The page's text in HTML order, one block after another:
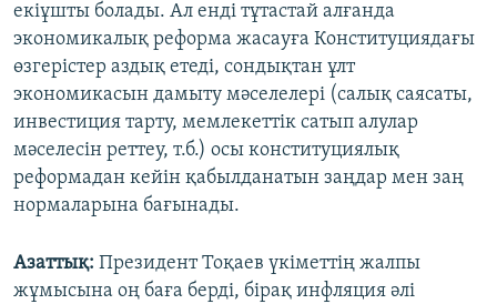
екіұшты болады. Ал енді тұтастай алғанда
экономикалық реформа жасауға Конституциядағы
өзгерістер аздық етеді, сондықтан ұлт
экономикасын дамыту мәселелері (салық саясаты,
инвестиция тарту, мемлекеттік сатып алулар
мәселесін реттеу, т.б.) осы конституциялық
реформадан кейін қабылданатын заңдар мен заң
нормаларына бағынады.
Азаттық: Президент Тоқаев үкіметтің жалпы
жұмысына оң баға берді, бірақ инфляция әлі